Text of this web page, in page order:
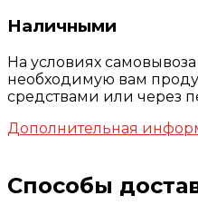
Наличными
На условиях
необходимую вам
средствами или через
Дополнительная
Способы